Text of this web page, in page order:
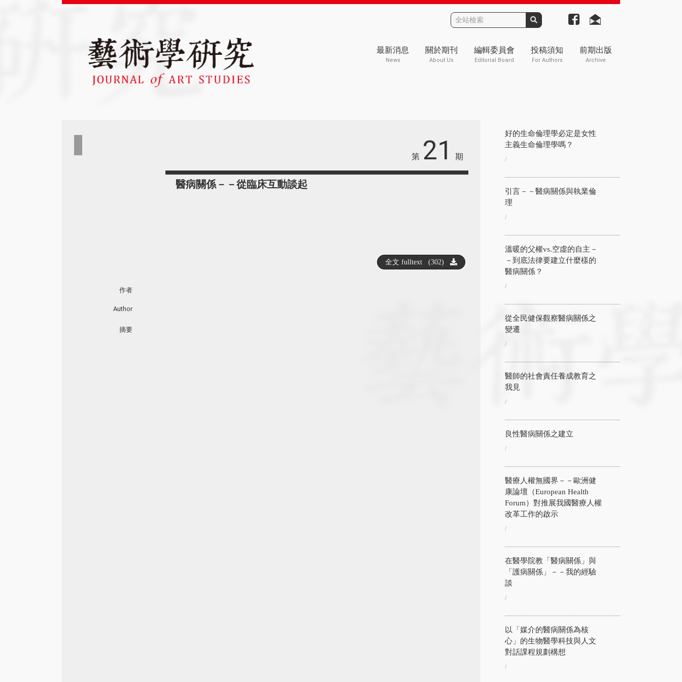
最新消息
News
關於期刊
About Us
編輯委員會
Editorial Board
投稿須知
For Authors
前期出版
Archive
第 21 期
醫病關係－－從臨床互動談起
作者
Author
摘要
好的生命倫理學必定是女性
主義生命倫理學嗎？
/
引言－－醫病關係與執業倫
理
/
溫暖的父權vs.空虛的自主－
－到底法律要建立什麼樣的
醫病關係？
/
從全民健保觀察醫病關係之
變遷
/
醫師的社會責任養成教育之
我見
/
良性醫病關係之建立
/
醫療人權無國界－－歐洲健
康論壇（European Health
Forum）對推展我國醫療人權
改革工作的啟示
/
在醫學院教「醫病關係」與
「護病關係」－－我的經驗
談
/
以「媒介的醫病關係為核
心」的生物醫學科技與人文
對話課程規劃構想
/